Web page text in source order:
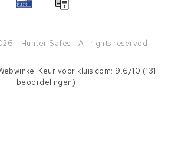
- Hunter Safes - All rights reserved
Keur voor kluis.com: 9.6/10 (131
beoordelingen)